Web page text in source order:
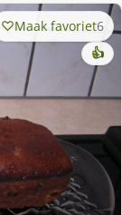
Maak favoriet6
👍